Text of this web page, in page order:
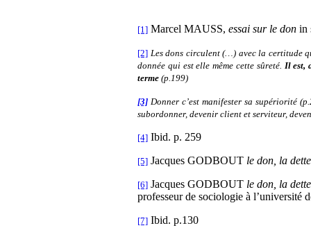
[1] Marcel MAUSS, essai sur le don in
[2] Les dons circulent (…) avec la certitude
donnée qui est elle même cette sûreté. Il est,
terme (p.199)
[3] Donner c’est manifester sa supériorité
subordonner, devenir client et serviteur,
[4] Ibid. p. 259
[5] Jacques GODBOUT le don, la
[6] Jacques GODBOUT le don, la
professeur de sociologie à l’université
[7] Ibid. p.130